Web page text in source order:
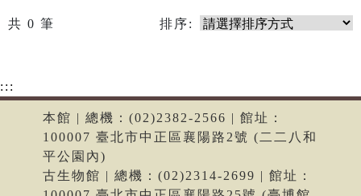
共 0 筆 排序:
:::
本館 | 總機：(02)2382-2566 | 館址：
100007 臺北市中正區襄陽路2號 (二二八和
平公園內)
古生物館 | 總機：(02)2314-2699 | 館址：